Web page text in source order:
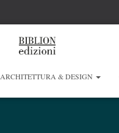
ARCHITETTURA & DESIGN